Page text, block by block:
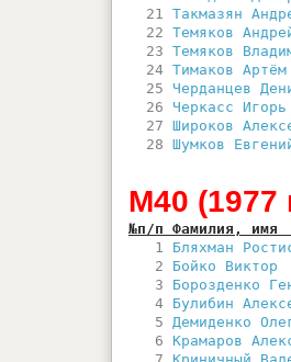
  21
  22
  23
  24
  25
  26
  27
  28
М40 (1977
№п/п Фамилия,
   1
Бляхман
   2
   3
   4
   5
   6